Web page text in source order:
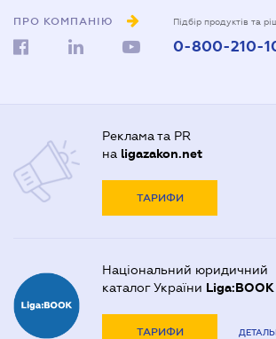
ПРО КОМПАНІЮ Підбір продуктів та
0-800-210-
Реклама та PR
на ligazakon.net
ТАРИФИ
Національний юридичний
каталог України Liga:BOOK
ТАРИФИ